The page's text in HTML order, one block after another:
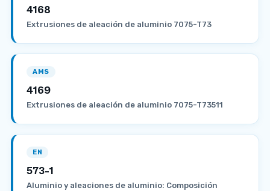
4168
Extrusiones de aleación de aluminio 7075-T73
AMS
4169
Extrusiones de aleación de aluminio 7075-T73511
EN
573-1
Aluminio y aleaciones de aluminio: Composición